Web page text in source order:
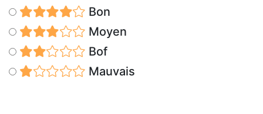
Bon
Moyen
Bof
Mauvais